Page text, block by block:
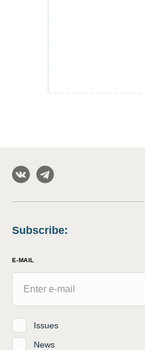
Subscribe:
E-MAIL
Issues
News